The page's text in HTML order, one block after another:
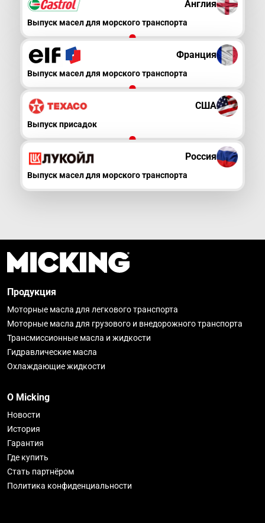
Англия
Выпуск масел для морского транспорта
Франция
Выпуск масел для морского транспорта
США
Выпуск присадок
Россия
Выпуск масел для морского транспорта
Продукция
Моторные масла для легкового транспорта
Моторные масла для грузового и внедорожного транспорта
Трансмиссионные масла и жидкости
Гидравлические масла
Охлаждающие жидкости
О Micking
Новости
История
Гарантия
Где купить
Стать партнёром
Политика конфиденциальности